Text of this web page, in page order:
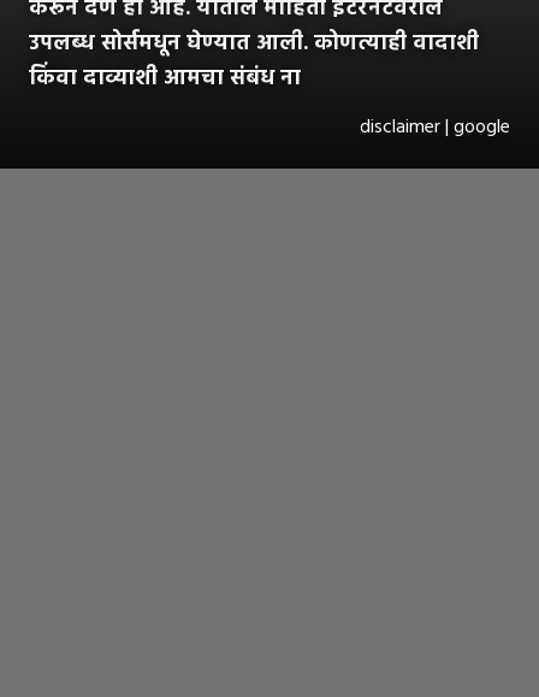
करून देणे हा आहे. यातील माहिती इंटरनेटवरील
उपलब्ध सोर्समधून घेण्यात आली. कोणत्याही वादाशी
किंवा दाव्याशी आमचा संबंध ना
disclaimer | google